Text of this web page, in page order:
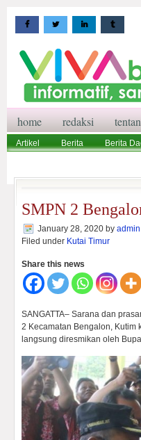
home redaksi
Artikel Berita Berita
SMPN 2
January 28, 2020 by admin
Filed under Kutai Timur
Share this news
SANGATTA– Sarana dan
2 Kecamatan Bengalon, Kutim
langsung diresmikan oleh